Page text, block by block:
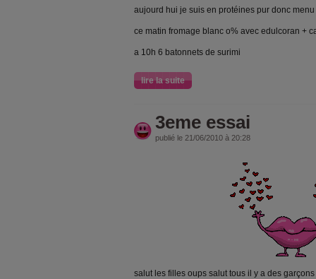
aujourd hui je suis en protéines pur donc menu
ce matin fromage blanc o% avec edulcoran +
a 10h 6 batonnets de surimi
lire la suite
3eme essai
publié le 21/06/2010 à 20:28
salut les filles oups salut tous il y a des